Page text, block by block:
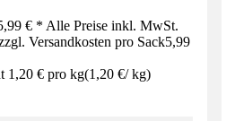
€ * Alle Preise inkl. MwSt.
Versandkosten pro Sack5,99
1,20 € pro kg(1,20 €/ kg)